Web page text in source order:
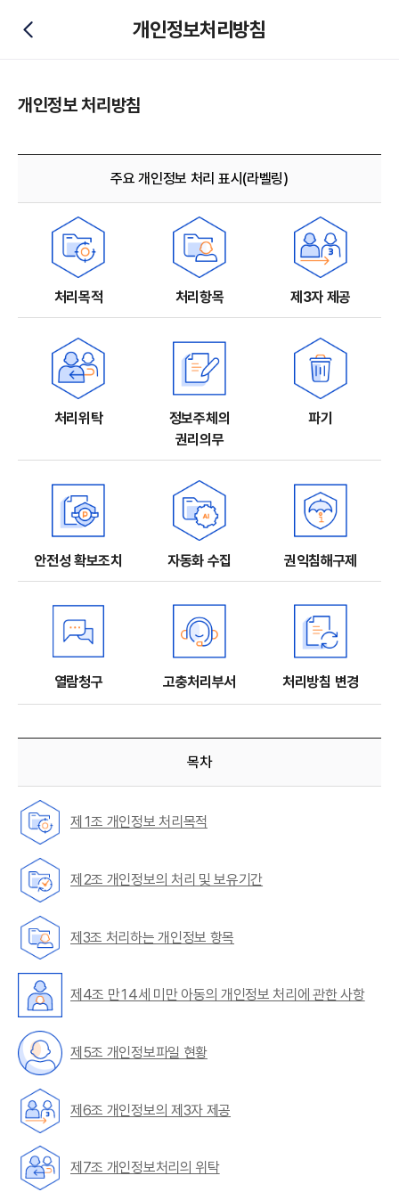
뒤로가기 개인정보처리방침
개인정보 처리방침
주요 개인정보 처리 표시(라벨링)
처리목적 처리항목 제3자 제공
처리위탁
정보주체의
권리의무
파기
안전성 확보조치 자동화 수집 권익침해구제
열람청구 고충처리부서 처리방침 변경
개인정보처리방침
목차
제1조 개인정보 처리목적
제2조 개인정보의 처리 및 보유기간
제3조 처리하는 개인정보 항목
제4조 만14세 미만 아동의 개인정보 처리에 관한 사항
제5조 개인정보파일 현황
제6조 개인정보의 제3자 제공
제7조 개인정보처리의 위탁